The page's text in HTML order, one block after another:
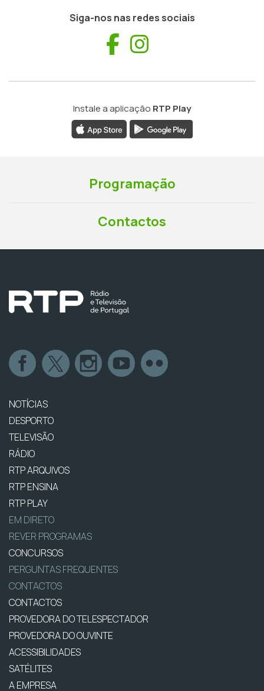
Siga-nos nas redes sociais
Facebook
Instale a aplicação RTP Play
Programação
Contactos
NOTÍCIAS
DESPORTO
TELEVISÃO
RÁDIO
RTP ARQUIVOS
RTP ENSINA
RTP PLAY
EM DIRETO
REVER PROGRAMAS
CONCURSOS
PERGUNTAS FREQUENTES
CONTACTOS
CONTACTOS
PROVEDORA DO TELESPECTADOR
PROVEDORA DO OUVINTE
ACESSIBILIDADES
SATÉLITES
A EMPRESA